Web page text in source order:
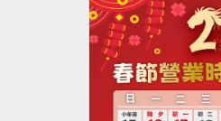
◆ 不可委託他人代領
持續運動不僅讓身體更健康，
還能感受滿滿的鼓勵與心意